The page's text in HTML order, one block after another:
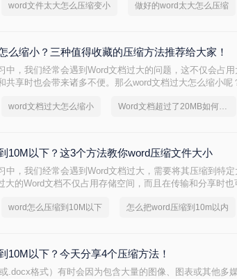
几种实用的压缩方法。
word文件太大怎么压缩变小 做好的word太大怎么压缩
么缩小？三种值得收藏的压缩方法推荐给大家！
中，我们经常会遇到Word文档过大的问题，这不仅会占
共享时也会带来诸多不便。那么word文档过大怎么缩小呢
word文档过大怎么缩小 Word文档超过了20MB如何缩小
10M以下？这3个方法教你word压缩文件大小
中，我们经常会遇到Word文档过大，需要将其压缩到特
大的Word文档不仅占用存储空间，而且在传输和分享时也
word怎么压缩到10M以下 怎么把word压缩到10m以内
10M以下？今天分享4个压缩方法！
.docx格式）有时会因为包含大量的图像、图表或其他多